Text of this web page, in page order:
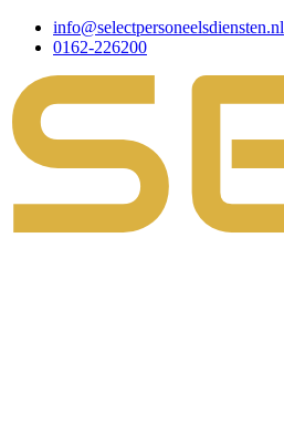
info@selectpersoneelsdiensten.nl
0162-226200